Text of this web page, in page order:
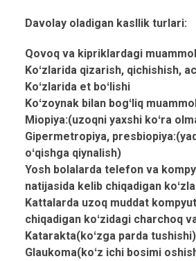
Davolay oladigan kasllik turlari:
Qovoq va kipriklardagi
Koʻzlarida qizarish, qichishish,
Koʻzlarida et boʻlishi
Koʻzoynak bilan bogʻliq
Miopiya:(uzoqni yaxshi koʻra
Gipermetropiya,
oʻqishga qiynalish)
Yosh bolalarda telefon va
natijasida kelib chiqadigan
Kattalarda uzoq muddat
chiqadigan koʻzidagi charchoq
Katarakta(koʻzga parda tushishi)
Glaukoma(koʻz ichi bosimi